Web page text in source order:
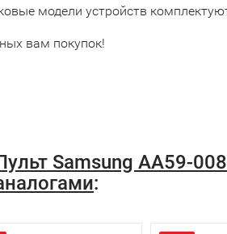
модели устройств
вам покупок!
Samsung AA59-
: